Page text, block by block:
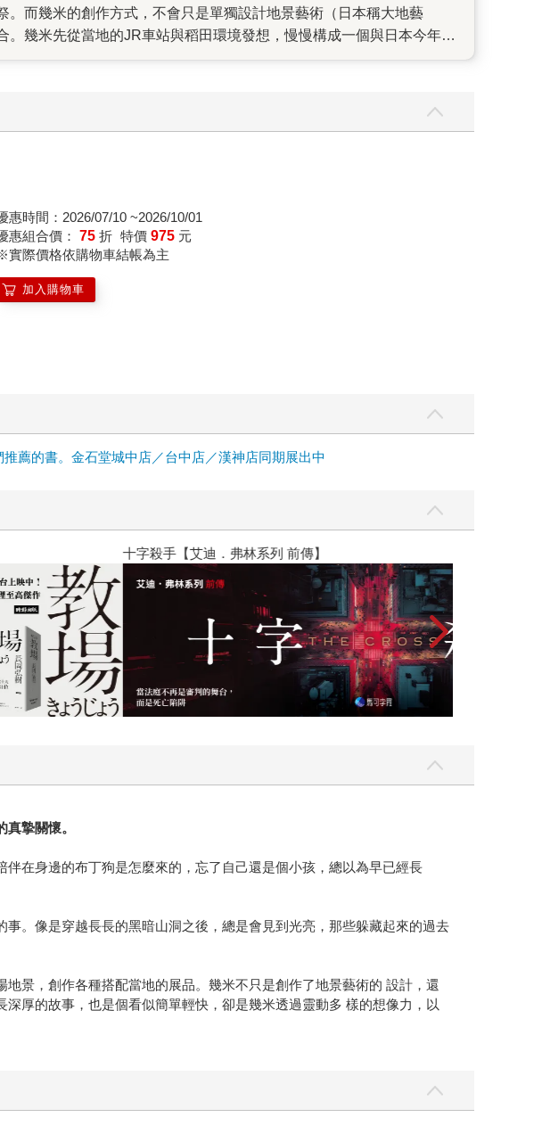
而幾米的創作方式，不會只是單獨設計地景藝術（日本稱大地藝
幾米先從當地的JR車站與稻田環境發想，慢慢構成一個與日本今年現
感受得到的美感。 幾米常說，創作越久，越覺得創作難以捉摸。這次
卻變成了一段輕巧的樂章，像是莫札特最具童趣的音樂作品，但裡面
石。
惠時間：2026/07/10 ~2026/10/01
惠組合價： 75 折 特價 975 元
實際價格依購物車結帳為主
加入購物車
薦的書。金石堂城中店／台中店／漢神店同期展出中
艾迪．弗林系列 前傳】
摯關懷。
在身邊的布丁狗是怎麼來的，忘了自己還是個小孩，總以為早已經長
。像是穿越長長的黑暗山洞之後，總是會見到光亮，那些躲藏起來的過去
景，創作各種搭配當地的展品。幾米不只是創作了地景藝術的 設計，還
厚的故事，也是個看似簡單輕快，卻是幾米透過靈動多 樣的想像力，以